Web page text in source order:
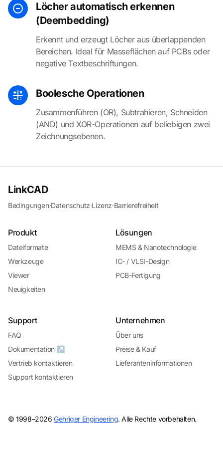
Löcher automatisch erkennen
(Deembedding)
Erkennt und erzeugt Löcher aus überlappenden
Bereichen. Ideal für Masseflächen auf PCBs oder
negative Textbeschriftungen.
Boolesche Operationen
Zusammenführen (OR), Subtrahieren, Schneiden
(AND) und XOR-Operationen auf beliebigen zwei
Zeichnungsebenen.
LinkCAD
Bedingungen·Datenschutz·Lizenz·Barrierefreiheit
Produkt
Dateiformate
Werkzeuge
Viewer
Neuigkeiten
Lösungen
MEMS & Nanotechnologie
IC- / VLSI-Design
PCB-Fertigung
Support
FAQ
Dokumentation ↗
Vertrieb kontaktieren
Support kontaktieren
Unternehmen
Über uns
Preise & Kauf
Lieferanteninformationen
© 1998–2026Gehriger Engineering. Alle Rechte vorbehalten.